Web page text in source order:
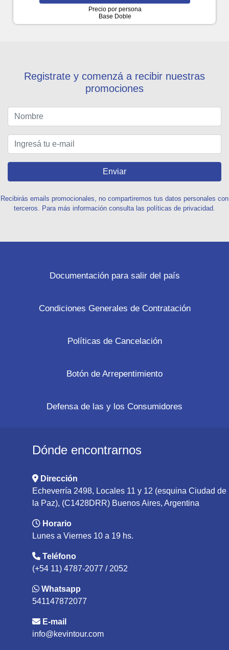
Precio por persona
Base Doble
Registrate y comenzá a recibir nuestras
promociones
Enviar
Recibirás emails promocionales, no compartiremos tus datos personales con
terceros. Para más información consulta las políticas de privacidad.
Documentación para salir del país
Condiciones Generales de Contratación
Políticas de Cancelación
Botón de Arrepentimiento
Defensa de las y los Consumidores
Dónde encontrarnos
Dirección
Echeverría 2498, Locales 11 y 12 (esquina Ciudad de
la Paz), (C1428DRR) Buenos Aires, Argentina
Horario
Lunes a Viernes 10 a 19 hs.
Teléfono
(+54 11) 4787-2077 / 2052
Whatsapp
541147872077
E-mail
info@kevintour.com